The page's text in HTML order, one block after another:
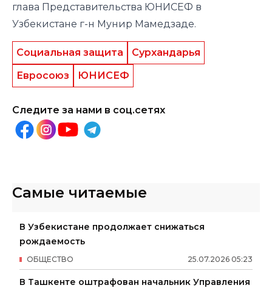
глава Представительства ЮНИСЕФ в
Узбекистане г-н Мунир Мамедзаде.
Социальная защита
Сурхандарья
Евросоюз
ЮНИСЕФ
Следите за нами в соц.сетях
Самые читаемые
В Узбекистане продолжает снижаться
рождаемость
25.07.2026 05:23
ОБЩЕСТВО
В Ташкенте оштрафован начальник Управления